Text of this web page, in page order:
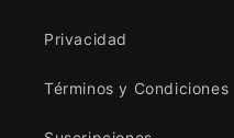
Privacidad
Términos y Condiciones